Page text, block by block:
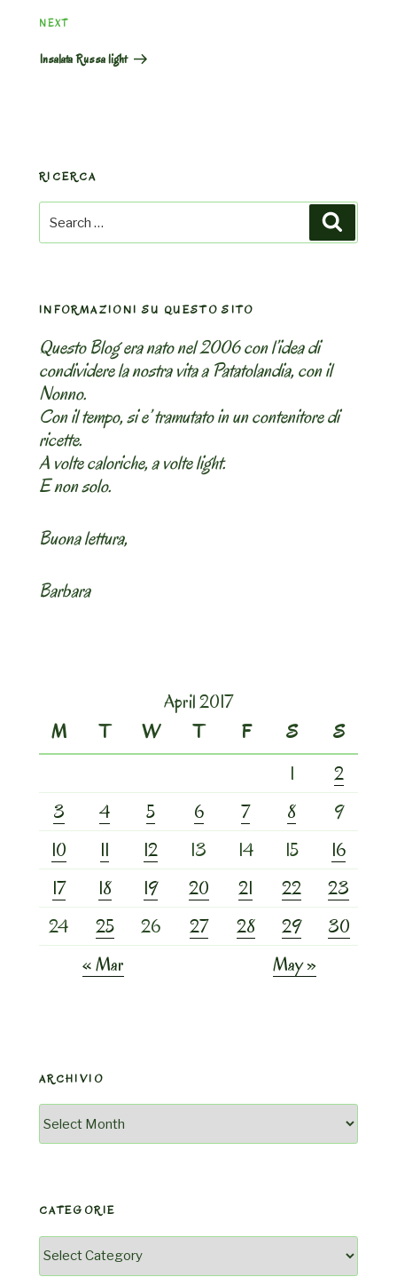
Next
NEXT
Insalata Russa light
RICERCA
Search
for:
INFORMAZIONI SU QUESTO SITO
Questo Blog era nato nel 2006 con l’idea di
condividere la nostra vita a Patatolandia, con il
Nonno.
Con il tempo, si e’ tramutato in un contenitore di
ricette.
A volte caloriche, a volte light.
E non solo.
Buona lettura,
Barbara
April 2017
M
T W T F S
S
1
2
3
4 5 6 7 8
9
10
11 12 13 14 15
16
17
18 19 20 21 22
23
24
25 26 27 28 29
30
« Mar
May »
ARCHIVIO
Archivio
CATEGORIE
Categorie